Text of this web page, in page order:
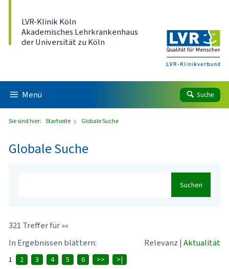
LVR-Klinik Köln
Akademisches Lehrkrankenhaus
der Universität zu Köln
Menü Suche
Sie sind hier: Startseite Globale Suche
Globale Suche
Suchen
321 Treffer für »«
In Ergebnissen blättern:
Relevanz | Aktualität
1 2 3 4 5 6 >> >|